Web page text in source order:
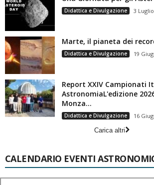
Didattica e Divulgazione 3
Marte, il pianeta dei
Didattica e Divulgazione 19
Report XXIV Campionati
AstronomiaL'edizione
Monza...
Didattica e Divulgazione
16
Carica altri
CALENDARIO EVENTI